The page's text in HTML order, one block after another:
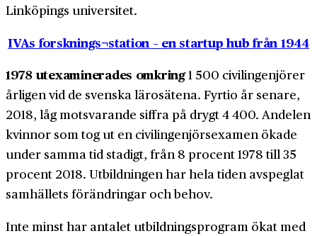
Linköpings universitet.
IVAs forsknings¬station – en startup hub från 1944
1978 utexaminerades omkring1 500 civilingenjörer
årligen vid de svenska lärosätena. Fyrtio år senare,
2018, låg motsvarande siffra på drygt 4 400. Andelen
kvinnor som tog ut en civilingenjörs­examen ökade
under samma tid stadigt, från 8 procent 1978 till 35
procent 2018. Utbildningen har hela tiden avspeglat
samhällets förändringar och behov.
Inte minst har antalet utbildningsprogram ökat med